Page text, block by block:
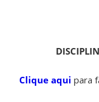
Clique aqui para